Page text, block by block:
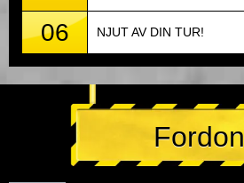
06 NJUT AV DIN TUR!
Fordon